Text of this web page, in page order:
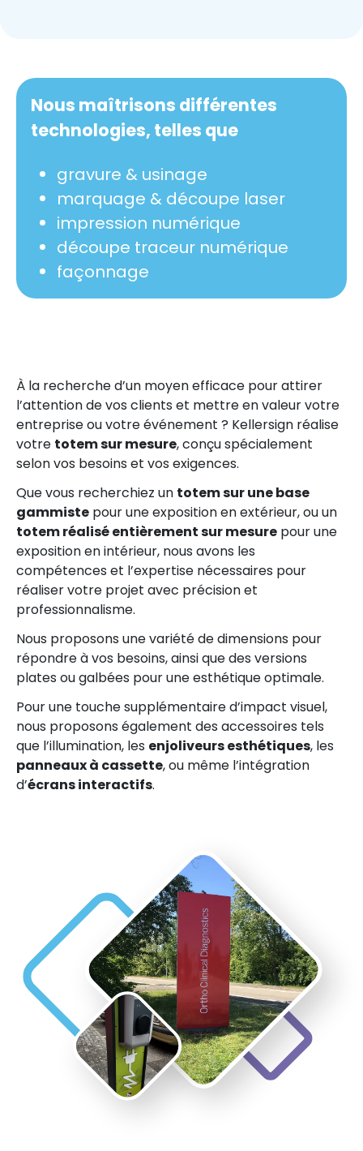
Nous maîtrisons différentes
technologies, telles que
gravure & usinage
marquage & découpe laser
impression numérique
découpe traceur numérique
façonnage
À la recherche d’un moyen efficace pour attirer
l’attention de vos clients et mettre en valeur votre
entreprise ou votre événement ? Kellersign réalise
votre totem sur mesure, conçu spécialement
selon vos besoins et vos exigences.
Que vous recherchiez un totem sur une base
gammiste pour une exposition en extérieur, ou un
totem réalisé entièrement sur mesure pour une
exposition en intérieur, nous avons les
compétences et l’expertise nécessaires pour
réaliser votre projet avec précision et
professionnalisme.
Nous proposons une variété de dimensions pour
répondre à vos besoins, ainsi que des versions
plates ou galbées pour une esthétique optimale.
Pour une touche supplémentaire d’impact visuel,
nous proposons également des accessoires tels
que l’illumination, les enjoliveurs esthétiques, les
panneaux à cassette, ou même l’intégration
d’écrans interactifs.